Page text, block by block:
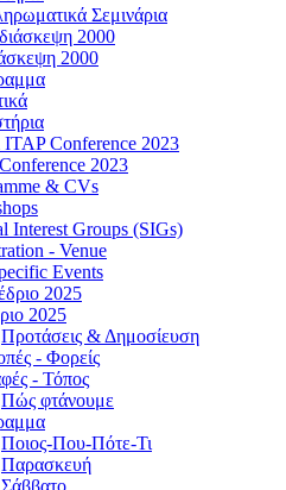
Σεμινάρια
2000
2000
Conference 2023
2023
& CVs
Interest Groups (SIGs)
- Venue
Events
2025
2025
Προτάσεις & Δημοσίευση
- Φορείς
- Τόπος
Πώς φτάνουμε
Ποιος-Που-Πότε-Τι
Παρασκευή
Σάββατο